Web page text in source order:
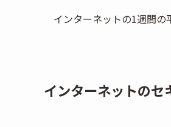
インターネットの1週間の
インターネットのセ